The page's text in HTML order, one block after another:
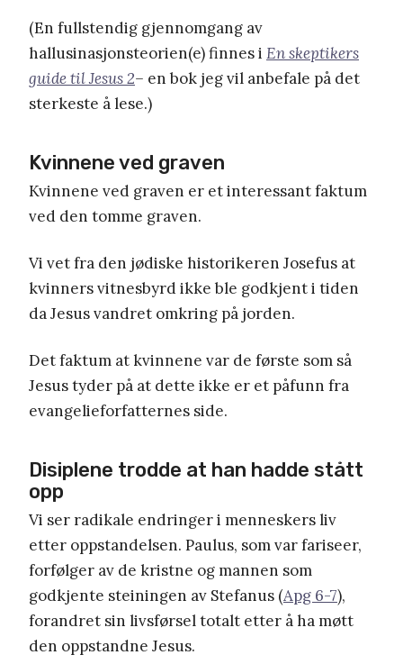
(En fullstendig gjennomgang av
hallusinasjonsteorien(e) finnes i En skeptikers
guide til Jesus 2– en bok jeg vil anbefale på det
sterkeste å lese.)
Kvinnene ved graven
Kvinnene ved graven er et interessant faktum
ved den tomme graven.
Vi vet fra den jødiske historikeren Josefus at
kvinners vitnesbyrd ikke ble godkjent i tiden
da Jesus vandret omkring på jorden.
Det faktum at kvinnene var de første som så
Jesus tyder på at dette ikke er et påfunn fra
evangelieforfatternes side.
Disiplene trodde at han hadde stått
opp
Vi ser radikale endringer i menneskers liv
etter oppstandelsen. Paulus, som var fariseer,
forfølger av de kristne og mannen som
godkjente steiningen av Stefanus (Apg 6-7),
forandret sin livsførsel totalt etter å ha møtt
den oppstandne Jesus.